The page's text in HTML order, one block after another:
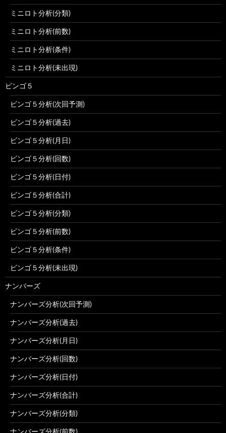
ミニロト分析(分類)
ミニロト分析(前数)
ミニロト分析(条件)
ミニロト分析(未出現)
ビンゴ５
ビンゴ５分析(次回予測)
ビンゴ５分析(過去)
ビンゴ５分析(月日)
ビンゴ５分析(回数)
ビンゴ５分析(日付)
ビンゴ５分析(合計)
ビンゴ５分析(分類)
ビンゴ５分析(前数)
ビンゴ５分析(条件)
ビンゴ５分析(未出現)
ナンバーズ
ナンバーズ分析(次回予測)
ナンバーズ分析(過去)
ナンバーズ分析(月日)
ナンバーズ分析(回数)
ナンバーズ分析(日付)
ナンバーズ分析(合計)
ナンバーズ分析(分類)